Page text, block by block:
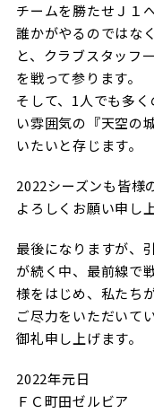
チームを勝たせＪ１
誰かがやるのではな
と、クラブスタッフ
を戦って参ります。
そして、1人でも多
い雰囲気の『天空の
いたいと存じます。
2022シーズンも皆様
よろしくお願い申し
最後になりますが、
が続く中、最前線で
様をはじめ、私たち
ご尽力をいただいて
御礼申し上げます。
2022年元日
ＦＣ町田ゼルビア